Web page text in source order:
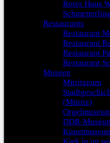
Rotes Haus
Restaurants
Restaurant
Restaurant
Restaurant
Restaurant
Museen
Müritzeum
(Müritz)
DDR-